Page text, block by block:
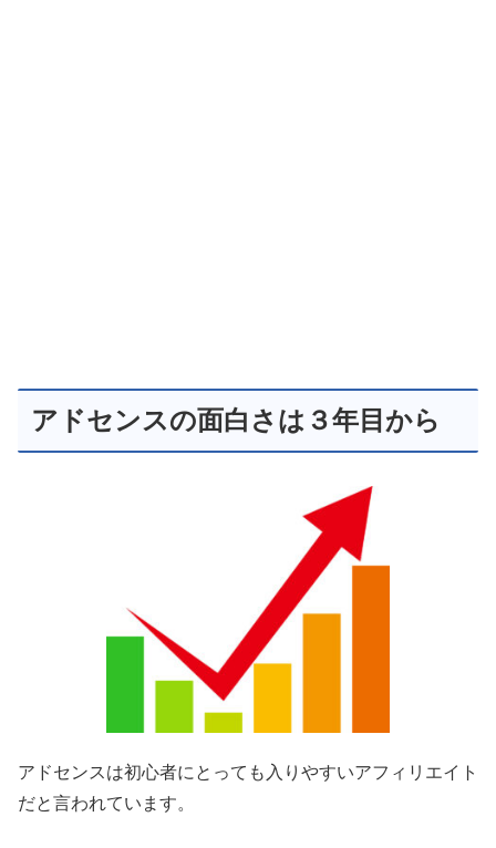
アドセンスの面白さは３年目から
アドセンスは初心者にとっても入りやすいアフィリエイト
だと言われています。